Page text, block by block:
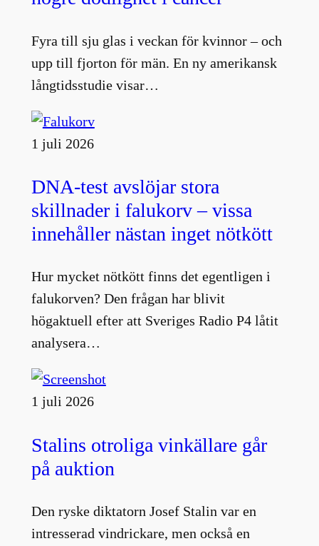
Fyra till sju glas i veckan för kvinnor – och
upp till fjorton för män. En ny amerikansk
långtidsstudie visar…
1 juli 2026
DNA-test avslöjar stora
skillnader i falukorv – vissa
innehåller nästan inget nötkött
Hur mycket nötkött finns det egentligen i
falukorven? Den frågan har blivit
högaktuell efter att Sveriges Radio P4 låtit
analysera…
1 juli 2026
Stalins otroliga vinkällare går
på auktion
Den ryske diktatorn Josef Stalin var en
intresserad vindrickare, men också en